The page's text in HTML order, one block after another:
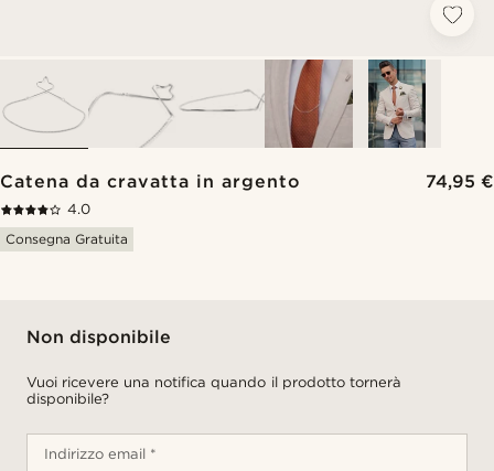
Catena da cravatta in argento 74,95 €
4.0
Consegna Gratuita
Non disponibile
Vuoi ricevere una notifica quando il prodotto tornerà
disponibile?
Indirizzo email *